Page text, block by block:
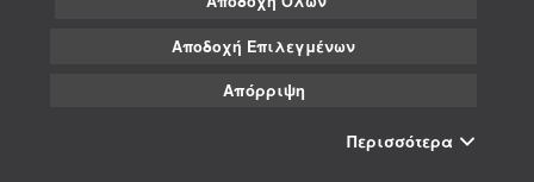
Αποδοχή Επιλεγμένων
Απόρριψη
Περισσότερα